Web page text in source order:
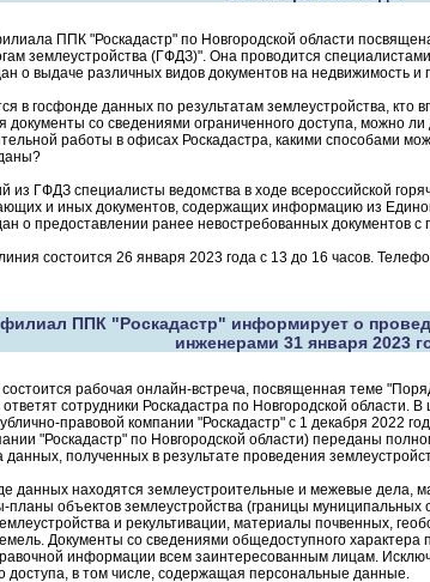
ППК "Роскадастр" по Новгородской области
землеустройства (ГФДЗ)". Она проводится
о выдаче различных видов документов на недвижимость
в госфонде данных по результатам землеустройства,
документы со сведениями ограниченного доступа, можно
работы в офисах Роскадастра, какими способами
из ГФДЗ специалисты ведомства в ходе всероссийской
и иных документов, содержащих информацию из
о предоставлении ранее невостребованных документов с
состоится 26 января 2023 года с 13 до 16 часов.
ППК "Роскадастр" информирует о
инженерами 31 января 2023
рабочая онлайн-встреча, посвященная теме
сотрудники Роскадастра по Новгородской области.
правовой компании "Роскадастр" с 1 декабря 2022
"Роскадастр" по Новгородской области) переданы
данных, полученных в результате проведения
данных находятся землеустроительные и межевые дела,
планы объектов землеустройства (границы муниципальных
и рекультивации, материалы почвенных,
Документы со сведениями общедоступного характера
информации всем заинтересованным лицам.
доступа, в том числе, содержащая персональные данные.